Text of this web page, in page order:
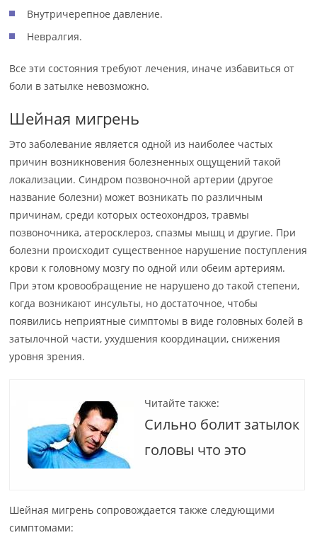
Внутричерепное давление.
Невралгия.
Все эти состояния требуют лечения, иначе избавиться от
боли в затылке невозможно.
Шейная мигрень
Это заболевание является одной из наиболее частых
причин возникновения болезненных ощущений такой
локализации. Синдром позвоночной артерии (другое
название болезни) может возникать по различным
причинам, среди которых остеохондроз, травмы
позвоночника, атеросклероз, спазмы мышц и другие. При
болезни происходит существенное нарушение поступления
крови к головному мозгу по одной или обеим артериям.
При этом кровообращение не нарушено до такой степени,
когда возникают инсульты, но достаточное, чтобы
появились неприятные симптомы в виде головных болей в
затылочной части, ухудшения координации, снижения
уровня зрения.
Читайте также:
Сильно болит затылок
головы что это
Шейная мигрень сопровождается также следующими
симптомами: